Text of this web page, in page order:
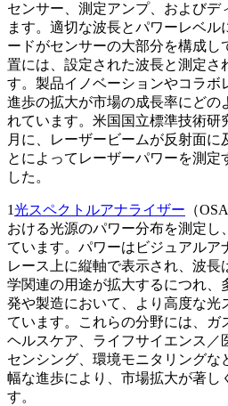
センサー、測定アンプ、およびデ
ます。適切な波長とパワーレベル
ードがセンサーの大部分を構成し
置には、設定された波長と測定さ
す。製品イノベーションやコラボ
進歩の拡大が市場の成長率にどの
れています。米国国立標準技術研
月に、レーザービームが反射面に
とによってレーザーパワーを測定
した。
1光スペクトルアナライザー （
おける光源のパワー分布を測定し
ています。パワーはビジュアルア
レース上に縦軸で表示され、波
学関連の用途が拡大するにつれ、
発や製造において、より高度な光
ています。これらの分野には、ガ
ヘルスケア、ライフサイエンス／
センシング、環境モニタリングな
幅な進歩により、市場拡大が著し
す。